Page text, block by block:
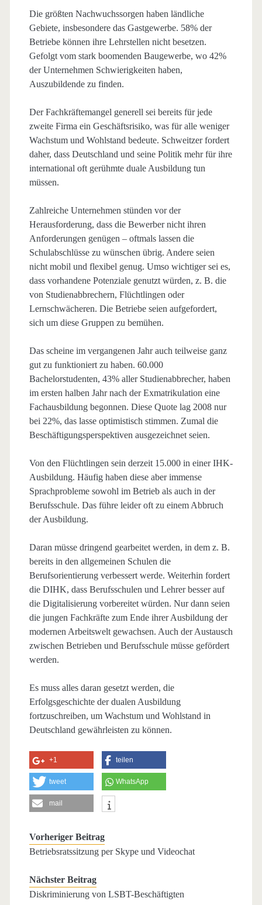
Die größten Nachwuchssorgen haben ländliche
Gebiete, insbesondere das Gastgewerbe. 58% der
Betriebe können ihre Lehrstellen nicht besetzen.
Gefolgt vom stark boomenden Baugewerbe, wo 42%
der Unternehmen Schwierigkeiten haben,
Auszubildende zu finden.
Der Fachkräftemangel generell sei bereits für jede
zweite Firma ein Geschäftsrisiko, was für alle weniger
Wachstum und Wohlstand bedeute. Schweitzer fordert
daher, dass Deutschland und seine Politik mehr für ihre
international oft gerühmte duale Ausbildung tun
müssen.
Zahlreiche Unternehmen stünden vor der
Herausforderung, dass die Bewerber nicht ihren
Anforderungen genügen – oftmals lassen die
Schulabschlüsse zu wünschen übrig. Andere seien
nicht mobil und flexibel genug. Umso wichtiger sei es,
dass vorhandene Potenziale genutzt würden, z. B. die
von Studienabbrechern, Flüchtlingen oder
Lernschwächeren. Die Betriebe seien aufgefordert,
sich um diese Gruppen zu bemühen.
Das scheine im vergangenen Jahr auch teilweise ganz
gut zu funktioniert zu haben. 60.000
Bachelorstudenten, 43% aller Studienabbrecher, haben
im ersten halben Jahr nach der Exmatrikulation eine
Fachausbildung begonnen. Diese Quote lag 2008 nur
bei 22%, das lasse optimistisch stimmen. Zumal die
Beschäftigungsperspektiven ausgezeichnet seien.
Von den Flüchtlingen sein derzeit 15.000 in einer IHK-
Ausbildung. Häufig haben diese aber immense
Sprachprobleme sowohl im Betrieb als auch in der
Berufsschule. Das führe leider oft zu einem Abbruch
der Ausbildung.
Daran müsse dringend gearbeitet werden, in dem z. B.
bereits in den allgemeinen Schulen die
Berufsorientierung verbessert werde. Weiterhin fordert
die DIHK, dass Berufsschulen und Lehrer besser auf
die Digitalisierung vorbereitet würden. Nur dann seien
die jungen Fachkräfte zum Ende ihrer Ausbildung der
modernen Arbeitswelt gewachsen. Auch der Austausch
zwischen Betrieben und Berufsschule müsse gefördert
werden.
Es muss alles daran gesetzt werden, die
Erfolgsgeschichte der dualen Ausbildung
fortzuschreiben, um Wachstum und Wohlstand in
Deutschland gewährleisten zu können.
+1 teilen
tweet WhatsApp
mail
Vorheriger Beitrag
Betriebsratssitzung per Skype und Videochat
Nächster Beitrag
Diskriminierung von LSBT-Beschäftigten